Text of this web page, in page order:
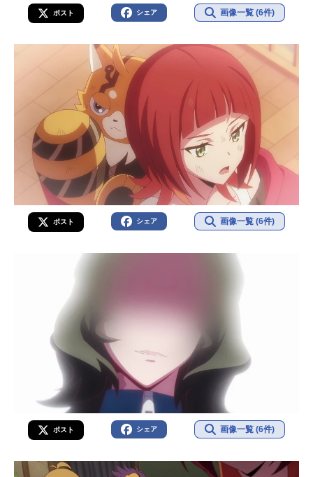
ポスト シェア 画像一覧 (6件)
ポスト シェア 画像一覧 (6件)
ポスト シェア 画像一覧 (6件)